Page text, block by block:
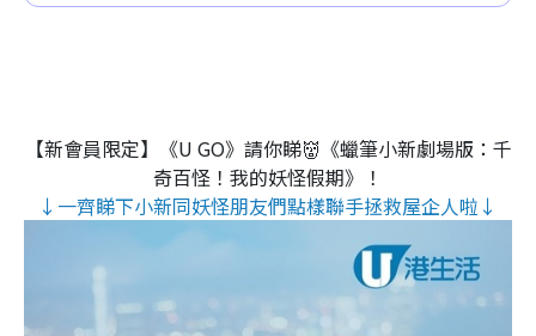
【新會員限定】《U GO》請你睇👹《蠟筆小新劇場版：千
奇百怪！我的妖怪假期》！
↓一齊睇下小新同妖怪朋友們點樣聯手拯救屋企人啦↓